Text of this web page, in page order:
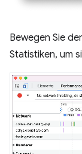
Bewegen Sie
Statistiken, um